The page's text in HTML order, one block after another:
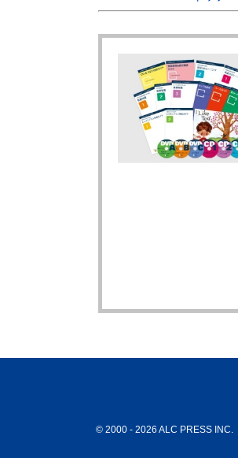
© 2000 - 2026 ALC PRESS INC.